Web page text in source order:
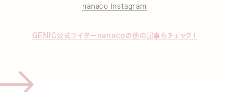
nanaco Instagram
GENIC公式ライターnanacoの他の記事もチェック！